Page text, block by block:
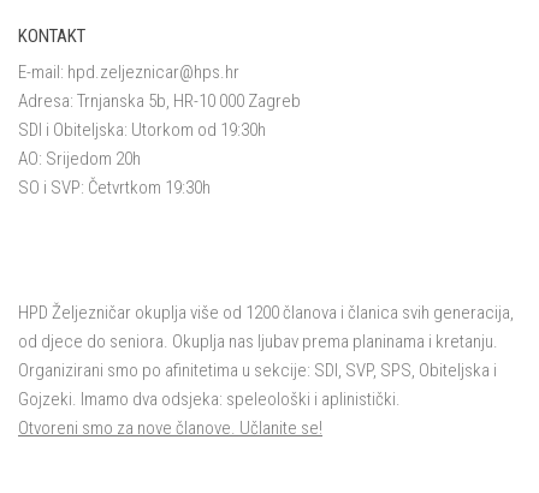
KONTAKT
E-mail: hpd.zeljeznicar@hps.hr
Adresa: Trnjanska 5b, HR-10 000 Zagreb
SDI i Obiteljska: Utorkom od 19:30h
AO: Srijedom 20h
SO i SVP: Četvrtkom 19:30h
HPD Željezničar okuplja više od 1200 članova i članica svih generacija,
od djece do seniora. Okuplja nas ljubav prema planinama i kretanju.
Organizirani smo po afinitetima u sekcije: SDI, SVP, SPS, Obiteljska i
Gojzeki. Imamo dva odsjeka: speleološki i aplinistički.
Otvoreni smo za nove članove. Učlanite se!